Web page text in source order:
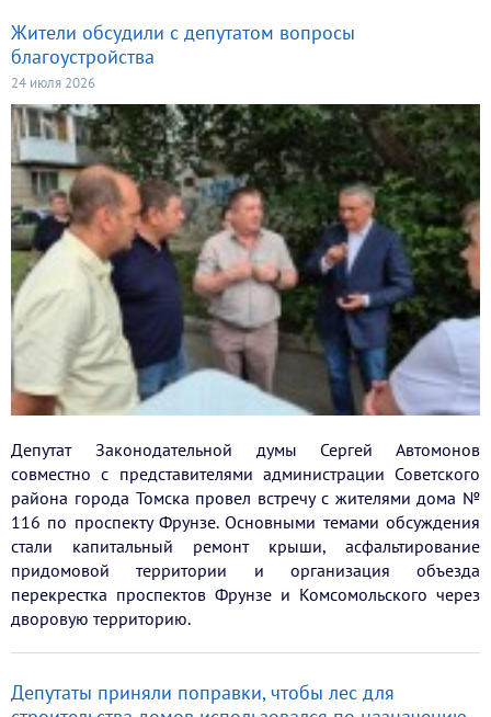
Жители обсудили с депутатом вопросы
благоустройства
24 июля 2026
Депутат Законодательной думы Сергей Автомонов
совместно с представителями администрации Советского
района города Томска провел встречу с жителями дома №
116 по проспекту Фрунзе. Основными темами обсуждения
стали капитальный ремонт крыши, асфальтирование
придомовой территории и организация объезда
перекрестка проспектов Фрунзе и Комсомольского через
дворовую территорию.
Депутаты приняли поправки, чтобы лес для